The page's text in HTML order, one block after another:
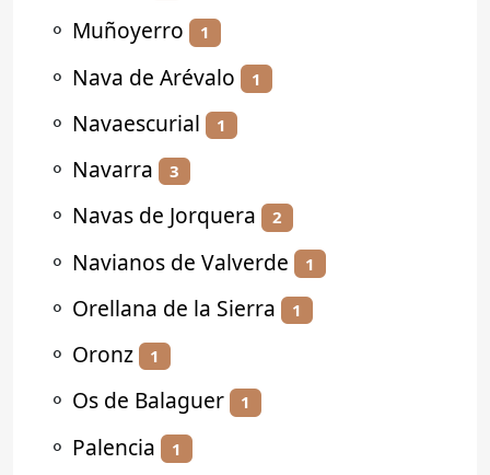
⚬ Muñoyerro 1
⚬ Nava de Arévalo 1
⚬ Navaescurial 1
⚬ Navarra 3
⚬ Navas de Jorquera 2
⚬ Navianos de Valverde 1
⚬ Orellana de la Sierra 1
⚬ Oronz 1
⚬ Os de Balaguer 1
⚬ Palencia 1